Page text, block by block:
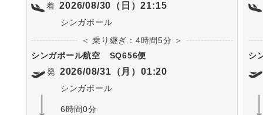
着 2026/08/30（日）21:15
シンガポール
＜ 乗り継ぎ：4時間5分 ＞
シンガポール航空
SQ656便
発 2026/08/31（月）01:20
シンガポール
6時間0分
シ